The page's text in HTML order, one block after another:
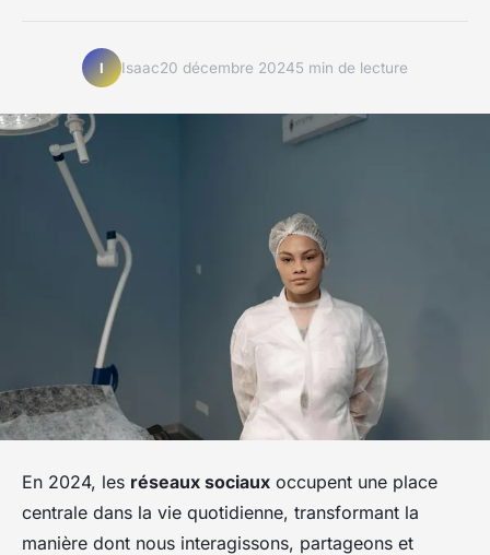
I Isaac20 décembre 20245 min de lecture
En 2024, les réseaux sociaux occupent une place
centrale dans la vie quotidienne, transformant la
manière dont nous interagissons, partageons et